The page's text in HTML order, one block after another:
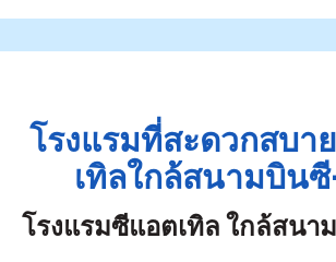
โรงแรมที่สะดวกสบา
เทิลใกล้สนามบิน
โรงแรมซีแอตเทิล ใกล้สน